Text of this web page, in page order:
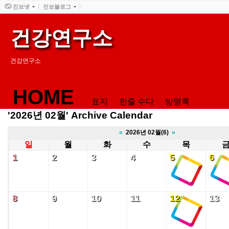
건강연구소
건강연구소
HOME 표지 한줄 수다 방명록
'2026년 02월' Archive Calendar
« 2026년 02월(6) »
일 월 화 수 목
1
1 2
2 3
3 4
4 5
5 6
6
8
8 9
9 10
10 11
11 12
12 13
13
진보넷 진보블로그